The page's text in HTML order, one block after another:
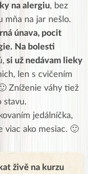
na alergiu, bez
mňa na jar nešlo.
únava, pocit
Na bolesti
si už nedávam lieky
len s cvičením
Zníženie váhy tiež
stavu.
jedálníčka,
viac ako mesiac. 🙂
živě na kurzu